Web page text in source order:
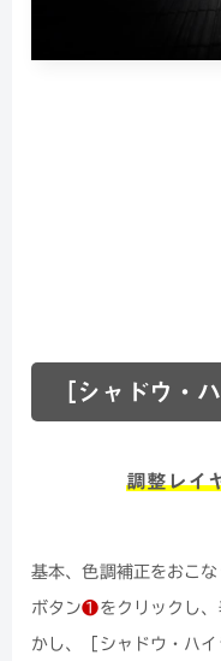
［シャドウ・
調整レイ
基本、色調補正をおこ
ボタン❶をクリックし
かし、［シャドウ・ハ